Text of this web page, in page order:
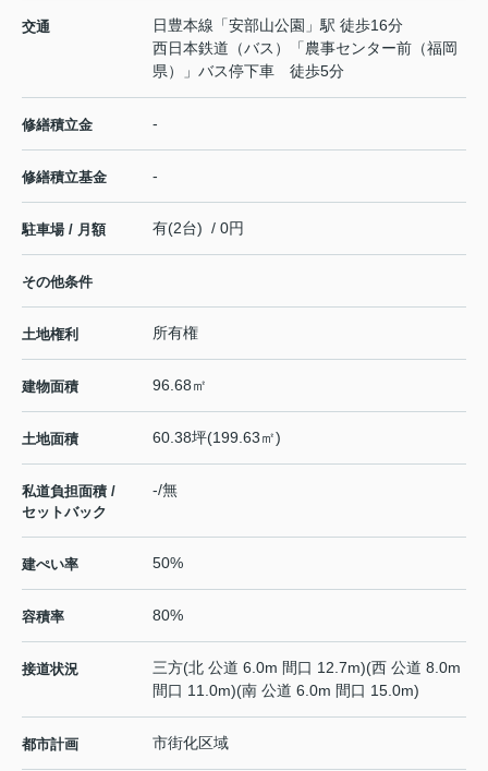
交通 日豊本線 「安部山公園 」駅 徒歩16分
西日本鉄道（バス）「農事センター前（福岡
県）」バス停下車 徒歩5分
修繕積立金 -
修繕積立基金 -
駐車場 / 月額 有(2台) / 0円
その他条件
土地権利 所有権
建物面積 96.68㎡
土地面積 60.38坪(199.63㎡)
私道負担面積 /
セットバック
-/無
建ぺい率 50%
容積率 80%
接道状況
三方(北 公道 6.0m 間口 12.7m)(西 公道 8.0m
間口 11.0m)(南 公道 6.0m 間口 15.0m)
都市計画 市街化区域